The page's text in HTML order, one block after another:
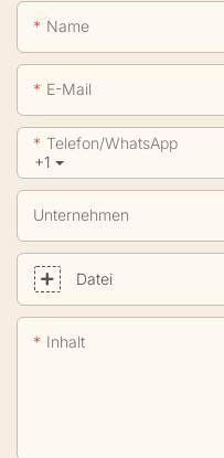
Name
E-Mail
+1
Telefon/WhatsApp
Unternehmen
Datei
Inhalt